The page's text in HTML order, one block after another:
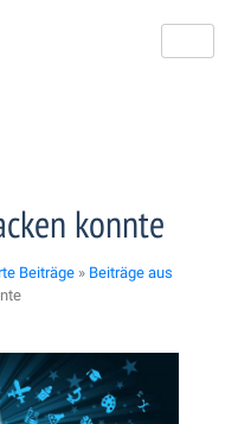
konnte
Beiträge » Beiträge aus